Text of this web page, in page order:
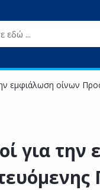
...
εμφιάλωση οίνων
για